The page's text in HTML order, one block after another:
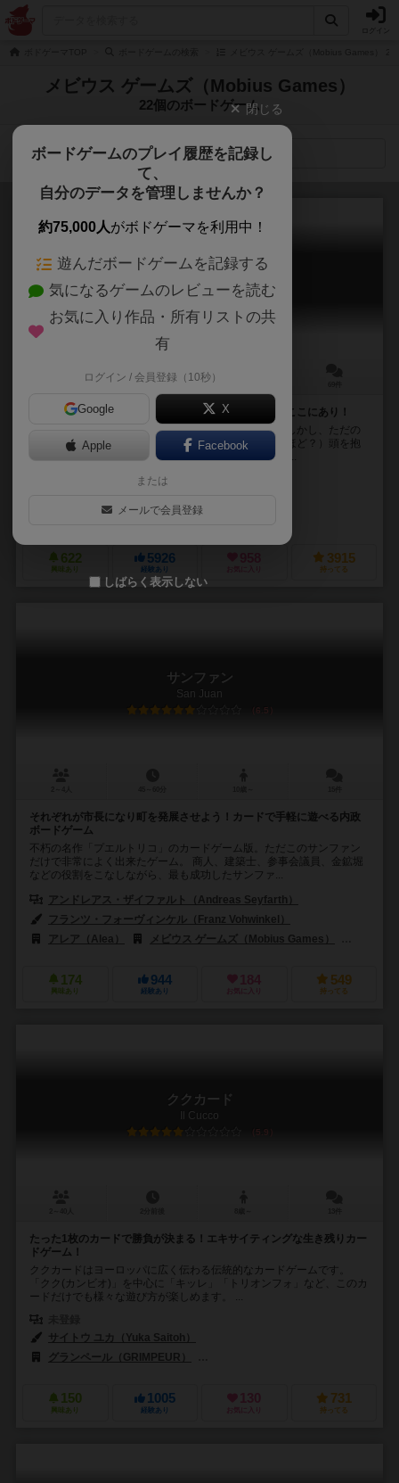
メビウス ゲームズ（Mobius Games）
22個のボードゲーム
検索メニュー
ワードバスケット
Word Basket
10分前後
脳ミソ高速フル回転！？ 高難易度の「しりとり」、ここにあり！
ワードバスケットは、カードを使ったしりとりです。しかし、ただの
しりとりと侮るなかれ、大人でも（大人になればなるほど？）頭を抱
えてしまうほど悩まされる高難易度ボドゲなのです！ ...
小林 俊雄（Toshio Kobayashi）
JAGA（JAGA: Japan Games Association）
622
興味あり
5926
経験あり
3915
持ってる
サンファン
San Juan
6.5
それぞれが市長になり町を発展させよう！カードで手軽に遊べる内政
ボードゲーム
不朽の名作「プエルトリコ」のカードゲーム版。ただこのサンファン
だけで非常によく出来たゲーム。 商人、建築士、参事会議員、金鉱堀
などの役割をこなしながら、最も成功したサンファ...
アンドレアス・ザイファルト（Andreas Seyfarth）
フランツ・フォーヴィンケル（Franz Vohwinkel）
アレア（Alea）
メビウス ゲームズ（Mobius Games）
174
興味あり
944
経験あり
184
お気に入り
549
持ってる
ククカード
Il Cucco
5.9
たった1枚のカードで勝負が決まる！エキサイティングな生き残りカー
ドゲーム！
ククカードはヨーロッパに広く伝わる伝統的なカードゲームです。
「クク(カンビオ)」を中心に「キッレ」「トリオンフォ」など、このカ
ードだけでも様々な遊び方が楽しめます。 ...
サイトウ ユカ（Yuka Saitoh）
グランペール（GRIMPEUR）
150
興味あり
1005
経験あり
130
お気に入り
731
持ってる
閉じる
ボードゲームのプレイ履歴を記録し
て、
自分のデータを管理しませんか？
約75,000人がボドゲーマを利用中！
遊んだボードゲームを記録する
気になるゲームのレビューを読む
お気に入り作品・所有リストの共
有
ログイン / 会員登録（10秒）
Google X
Apple Facebook
または
メールで会員登録
しばらく表示しない